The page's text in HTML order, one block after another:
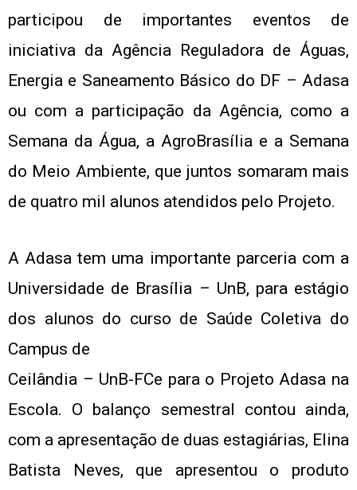
participou de importantes eventos de
iniciativa da Agência Reguladora de Águas,
Energia e Saneamento Básico do DF – Adasa
ou com a participação da Agência, como a
Semana da Água, a AgroBrasília e a Semana
do Meio Ambiente, que juntos somaram mais
de quatro mil alunos atendidos pelo Projeto.
A Adasa tem uma importante parceria com a
Universidade de Brasília – UnB, para estágio
dos alunos do curso de Saúde Coletiva do
Campus de
Ceilândia – UnB-FCe para o Projeto Adasa na
Escola. O balanço semestral contou ainda,
com a apresentação de duas estagiárias, Elina
Batista Neves, que apresentou o produto